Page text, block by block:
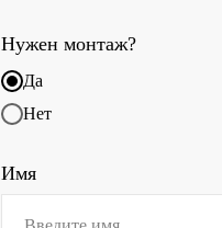
Нужен монтаж?
Да
Нет
Имя